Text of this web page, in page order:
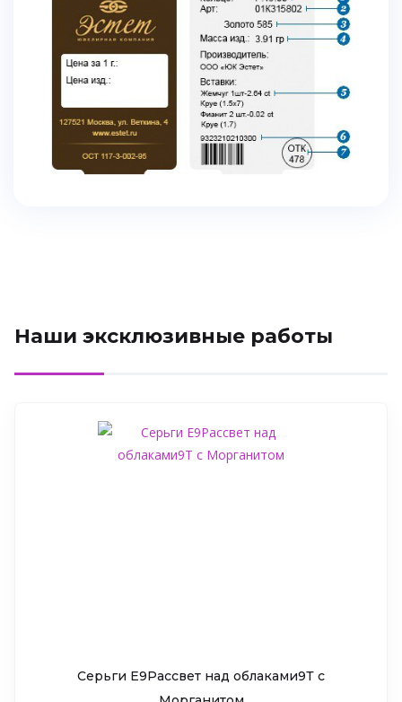
Наши эксклюзивные работы
Серьги Е9Рассвет над облаками9Т c